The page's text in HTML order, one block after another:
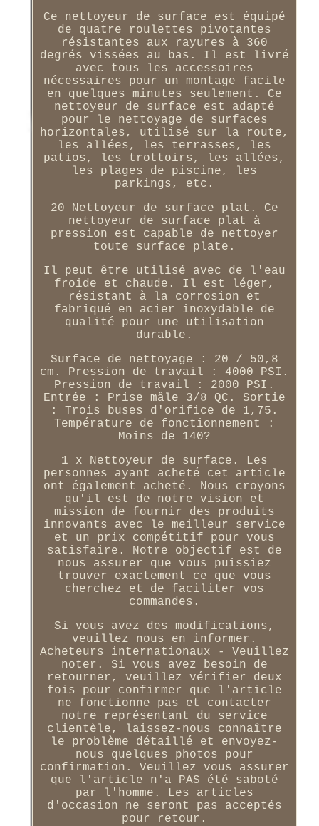
Ce nettoyeur de surface est équipé
de quatre roulettes pivotantes
résistantes aux rayures à 360
degrés vissées au bas. Il est livré
avec tous les accessoires
nécessaires pour un montage facile
en quelques minutes seulement. Ce
nettoyeur de surface est adapté
pour le nettoyage de surfaces
horizontales, utilisé sur la route,
les allées, les terrasses, les
patios, les trottoirs, les allées,
les plages de piscine, les
parkings, etc.
20 Nettoyeur de surface plat. Ce
nettoyeur de surface plat à
pression est capable de nettoyer
toute surface plate.
Il peut être utilisé avec de l'eau
froide et chaude. Il est léger,
résistant à la corrosion et
fabriqué en acier inoxydable de
qualité pour une utilisation
durable.
Surface de nettoyage : 20 / 50,8
cm. Pression de travail : 4000 PSI.
Pression de travail : 2000 PSI.
Entrée : Prise mâle 3/8 QC. Sortie
: Trois buses d'orifice de 1,75.
Température de fonctionnement :
Moins de 140?
1 x Nettoyeur de surface. Les
personnes ayant acheté cet article
ont également acheté. Nous croyons
qu'il est de notre vision et
mission de fournir des produits
innovants avec le meilleur service
et un prix compétitif pour vous
satisfaire. Notre objectif est de
nous assurer que vous puissiez
trouver exactement ce que vous
cherchez et de faciliter vos
commandes.
Si vous avez des modifications,
veuillez nous en informer.
Acheteurs internationaux - Veuillez
noter. Si vous avez besoin de
retourner, veuillez vérifier deux
fois pour confirmer que l'article
ne fonctionne pas et contacter
notre représentant du service
clientèle, laissez-nous connaître
le problème détaillé et envoyez-
nous quelques photos pour
confirmation. Veuillez vous assurer
que l'article n'a PAS été saboté
par l'homme. Les articles
d'occasion ne seront pas acceptés
pour retour.